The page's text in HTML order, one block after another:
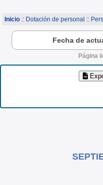
Inicio :: Dotación de personal ::
Fecha de
Página